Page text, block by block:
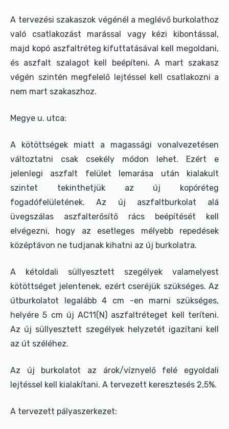
A tervezési szakaszok végénél a meglévő burkolathoz
való csatlakozást marással vagy kézi kibontással,
majd kopó aszfaltréteg kifuttatásával kell megoldani,
és aszfalt szalagot kell beépíteni. A mart szakasz
végén szintén megfelelő lejtéssel kell csatlakozni a
nem mart szakaszhoz.
Megye u. utca:
A kötöttségek miatt a magassági vonalvezetésen
változtatni csak csekély módon lehet. Ezért e
jelenlegi aszfalt felület lemarása után kialakult
szintet tekinthetjük az új kopóréteg
fogadófelületének. Az új aszfaltburkolat alá
üvegszálas aszfalterősítő rács beépítését kell
elvégezni, hogy az esetleges mélyebb repedések
középtávon ne tudjanak kihatni az új burkolatra.
A kétoldali süllyesztett szegélyek valamelyest
kötöttséget jelentenek, ezért cseréjük szükséges. Az
útburkolatot legalább 4 cm -en marni szükséges,
helyére 5 cm új AC11(N) aszfaltréteget kell teríteni.
Az új süllyesztett szegélyek helyzetét igazítani kell
az út széléhez.
Az új burkolatot az árok/víznyelő felé egyoldali
lejtéssel kell kialakítani. A tervezett keresztesés 2,5%.
A tervezett pályaszerkezet: